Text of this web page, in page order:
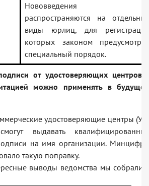
Нововведения
распространяются на
виды юрлиц, для
которых законом
специальный порядок.
от удостоверяющих центров
можно применять в
удостоверяющие центры
выдавать
на имя организации.
такую поправку.
выводы ведомства мы собрали